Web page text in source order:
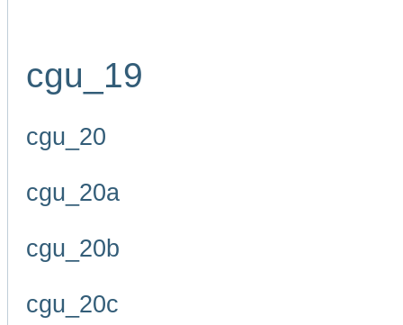
cgu_19
cgu_20
cgu_20a
cgu_20b
cgu_20c